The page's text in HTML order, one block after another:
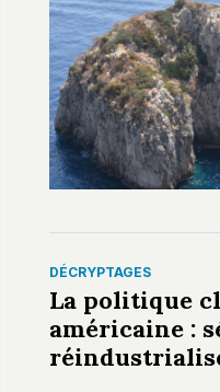
DÉCRYPTAGES
La politique
américaine :